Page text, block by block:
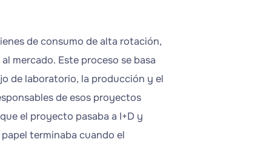
de consumo de alta rotación,
mercado. Este proceso se basa
de laboratorio, la producción y el
de esos proyectos
el proyecto pasaba a I+D y
terminaba cuando el